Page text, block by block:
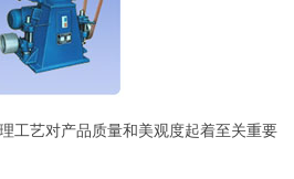
工艺对产品质量和美观度起着至关重要